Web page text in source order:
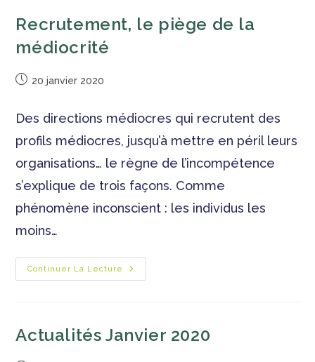
Recrutement, le piège de la
médiocrité
20 janvier 2020
Des directions médiocres qui recrutent des
profils médiocres, jusqu’à mettre en péril leurs
organisations… le règne de l’incompétence
s’explique de trois façons. Comme
phénomène inconscient : les individus les
moins…
Continuer La Lecture
Actualités Janvier 2020